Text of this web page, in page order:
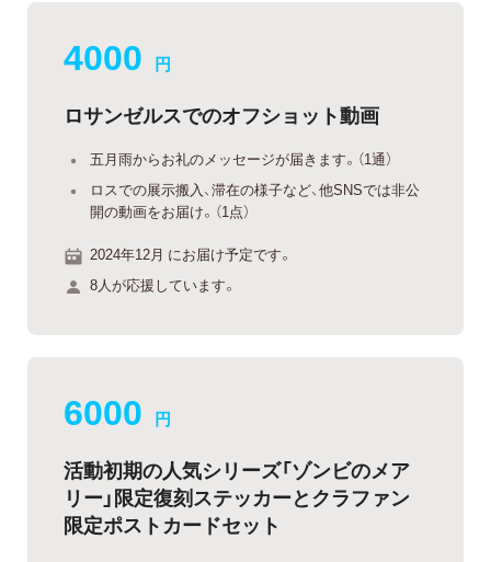
4000 円
ロサンゼルスでのオフショット動画
五月雨からお礼のメッセージが届きます。（1通）
ロスでの展示搬入、滞在の様子など、他SNSでは非公
開の動画をお届け。（1点）
2024年12月 にお届け予定です。
8人が応援しています。
6000 円
活動初期の人気シリーズ「ゾンビのメア
リー」限定復刻ステッカーとクラファン
限定ポストカードセット